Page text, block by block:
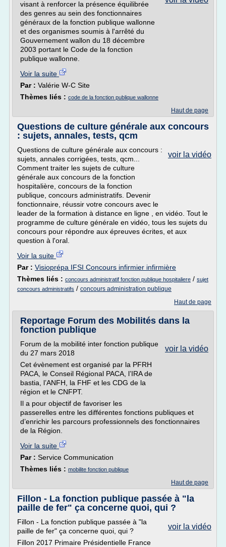
visant à renforcer la présence équilibrée
des genres au sein des fonctionnaires
généraux de la fonction publique wallonne
et des organismes soumis à l'arrêté du
Gouvernement wallon du 18 décembre
2003 portant le Code de la fonction
publique wallonne.
Voir la suite
Par : Valérie W-C Site
Thèmes liés : code de la fonction publique wallonne
Haut de page
Questions de culture générale aux concours
: sujets, annales, tests, qcm
voir la vidéo
Questions de culture générale aux concours :
sujets, annales corrigées, tests, qcm...
Comment traiter les sujets de culture
générale aux concours de la fonction
hospitalière, concours de la fonction
publique, concours administratifs. Devenir
fonctionnaire, réussir votre concours avec le
leader de la formation à distance en ligne , en vidéo. Tout le
programme de culture générale en vidéo, tous les sujets du
concours pour répondre aux épreuves écrites, et aux
question à l'oral.
Voir la suite
Par : Visioprépa IFSI Concours infirmier infirmière
Thèmes liés : concours administratif fonction publique hospitaliere / sujet
concours administratifs / concours administration publique
Haut de page
Reportage Forum des Mobilités dans la
fonction publique
voir la vidéo
Forum de la mobilité inter fonction publique
du 27 mars 2018
Cet évènement est organisé par la PFRH
PACA, le Conseil Régional PACA, l’IRA de
bastia, l’ANFH, la FHF et les CDG de la
région et le CNFPT.
Il a pour objectif de favoriser les
passerelles entre les différentes fonctions publiques et
d’enrichir les parcours professionnels des fonctionnaires
de la Région.
Voir la suite
Par : Service Communication
Thèmes liés : mobilite fonction publique
Haut de page
Fillon - La fonction publique passée à "la
paille de fer" ça concerne quoi, qui ?
voir la vidéo
Fillon - La fonction publique passée à "la
paille de fer" ça concerne quoi, qui ?
Fillon 2017 Primaire Présidentielle France